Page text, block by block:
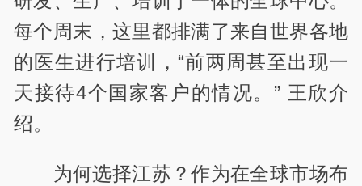
每个周末，这里都排满了来自世界各地
的医生进行培训，“前两周甚至出现一
天接待4个国家客户的情况。” 王欣介
绍。
为何选择江苏？作为在全球市场布